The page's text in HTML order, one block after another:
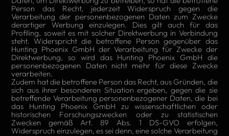
Person das Recht, jederzeit Widerspruch gegen die
Verarbeitung der personenbezogenen Daten zum Zwecke
derartiger Werbung einzulegen. Dies gilt auch für das
Profiling, soweit es mit solcher Direktwerbung in Verbindung
steht. Widerspricht die betroffene Person gegenüber das
Hunting Phoenix GmbH der Verarbeitung für Zwecke der
Direktwerbung, so wird das Hunting Phoenix GmbH die
personenbezogenen Daten nicht mehr für diese Zwecke
verarbeiten.
Zudem hat die betroffene Person das Recht, aus Gründen, die
sich aus ihrer besonderen Situation ergeben, gegen die sie
betreffende Verarbeitung personenbezogener Daten, die bei
das Hunting Phoenix GmbH zu wissenschaftlichen oder
historischen Forschungszwecken oder zu statistischen
Zwecken gemäß Art. 89 Abs. 1 DS-GVO erfolgen,
Widerspruch einzulegen, es sei denn, eine solche Verarbeitung